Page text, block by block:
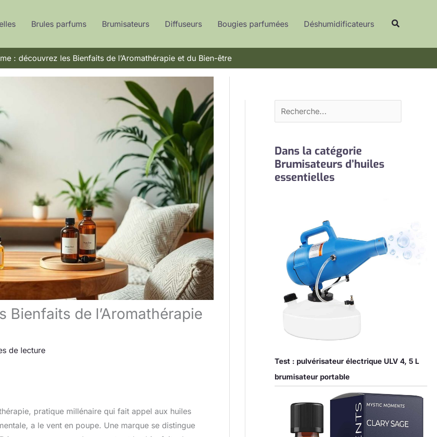
Brules parfums Brumisateurs Diffuseurs Bougies parfumées Déshumidificateurs
: découvrez les Bienfaits de l’Aromathérapie et du Bien-être
Bienfaits de l’Aromathérapie
de lecture
pratique millénaire qui fait appel aux huiles
a le vent en poupe. Une marque se distingue
e
e
c
r
Dans la catégorie
Brumisateurs d’huiles
essentielles
Test : pulvérisateur électrique ULV 4, 5 L
brumisateur portable